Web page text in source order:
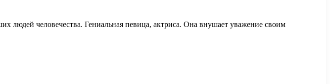
человечества. Гениальная певица, актриса. Она внушает уважение своим